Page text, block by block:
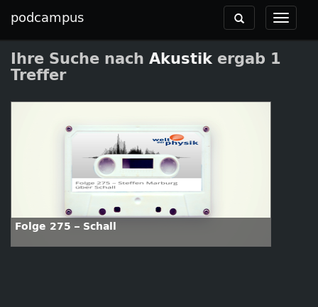
podcampus
Toggle
Toggle
navigation
Ihre Suche nach Akustik ergab 1
Treffer
Folge 275 – Schall